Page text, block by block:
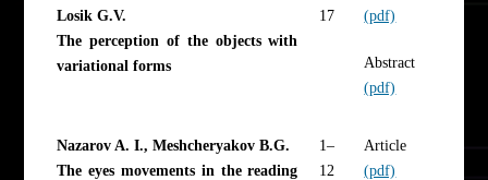
Losik G.V.
The perception of the objects with
variational forms
17
(pdf)
Abstract
(pdf)
Nazarov A. I., Meshcheryakov B.G.
The eyes movements in the reading
1–
12
Article
(pdf)